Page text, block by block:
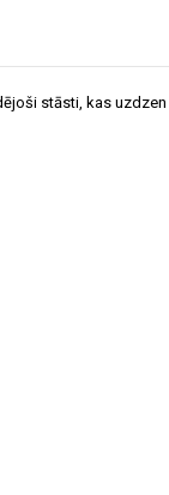
stāsti, kas